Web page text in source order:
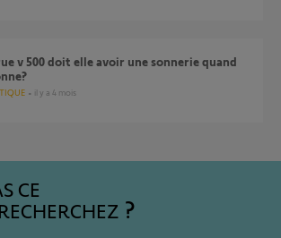
il y a 4 mois
CE